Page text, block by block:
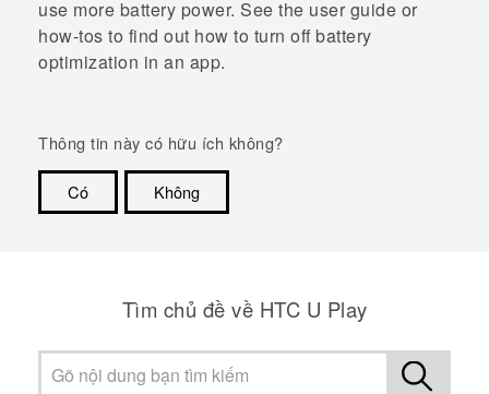
use more battery power. See the user guide or
how-tos to find out how to turn off battery
optimization in an app.
Thông tin này có hữu ích không?
Có
Không
Tìm chủ đề về HTC U Play